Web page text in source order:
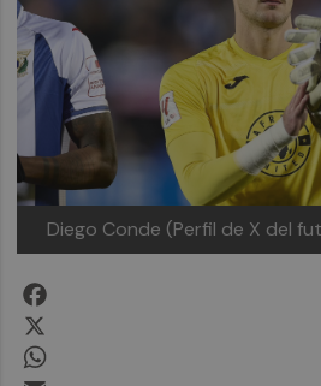
Diego Conde (Perfil de X del